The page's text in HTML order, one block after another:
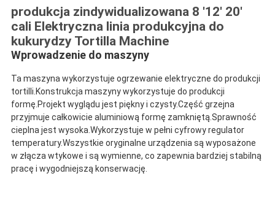
produkcja zindywidualizowana 8 '12' 20'
cali Elektryczna linia produkcyjna do
kukurydzy Tortilla Machine
Wprowadzenie do maszyny
Ta maszyna wykorzystuje ogrzewanie elektryczne do produkcji
tortilli.Konstrukcja maszyny wykorzystuje do produkcji
formę.Projekt wyglądu jest piękny i czysty.Część grzejna
przyjmuje całkowicie aluminiową formę zamkniętą.Sprawność
cieplna jest wysoka.Wykorzystuje w pełni cyfrowy regulator
temperatury.Wszystkie oryginalne urządzenia są wyposażone
w złącza wtykowe i są wymienne, co zapewnia bardziej stabilną
pracę i wygodniejszą konserwację.